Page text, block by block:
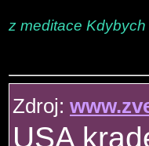
z meditace Kdybych
Zdroj:
USA